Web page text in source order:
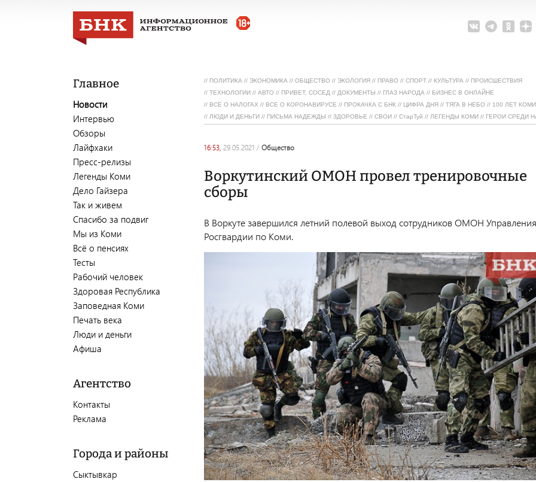
Главное
Новости
Интервью
Обзоры
Лайфхаки
Пресс-релизы
Легенды Коми
Дело Гайзера
Так и живем
Спасибо за подвиг
Мы из Коми
Всё о пенсиях
Тесты
Рабочий человек
Здоровая Республика
Заповедная Коми
Печать века
Люди и деньги
Афиша
Агентство
Контакты
Реклама
Города и районы
Сыктывкар
// ПОЛИТИКА // ЭКОНОМИКА // ОБЩЕСТВО // ЭКОЛОГИЯ // ПРАВО // СПОРТ // КУЛЬТУРА // ПРОИСШЕСТВИЯ
// ТЕХНОЛОГИИ // АВТО // ПРИВЕТ, СОСЕД // ДОКУМЕНТЫ // ГЛАЗ НАРОДА // БИЗНЕС В ОНЛАЙНЕ
// ВСЕ О НАЛОГАХ // ВСЕ О КОРОНАВИРУСЕ // ПРОКАЧКА С БНК // ЦИФРА ДНЯ // ТЯГА В НЕБО // 100 ЛЕТ КОМИ
// ЛЮДИ И ДЕНЬГИ // ПИСЬМА НАДЕЖДЫ // ЗДОРОВЬЕ // СВОИ // СтарТуй // ЛЕГЕНДЫ КОМИ // ГЕРОИ СРЕДИ
16:53, 29.05.2021 / общество
Воркутинский ОМОН провел тренировочные
сборы
В Воркуте завершился летний полевой выход сотрудников ОМОН Управления
Росгвардии по Коми.